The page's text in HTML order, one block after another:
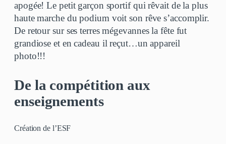
apogée! Le petit garçon sportif qui rêvait de la plus
haute marche du podium voit son rêve s’accomplir.
De retour sur ses terres mégevannes la fête fut
grandiose et en cadeau il reçut…un appareil
photo!!!
De la compétition aux
enseignements
Création de l’ESF